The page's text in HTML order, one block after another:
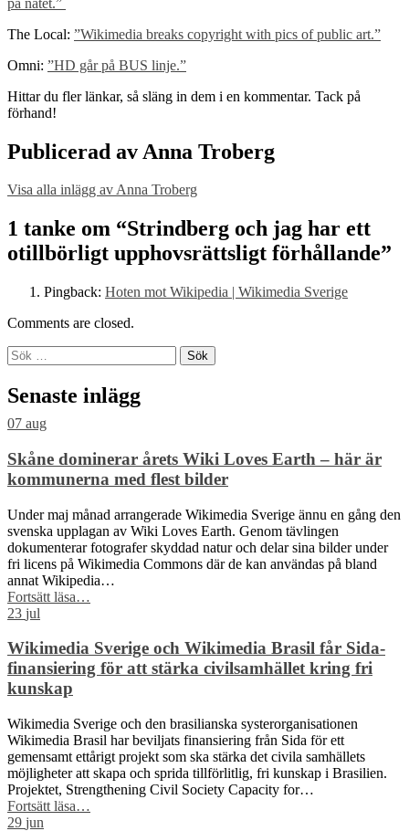
The Local: ”Wikimedia breaks copyright with pics of public art.”
Omni: ”HD går på BUS linje.”
Hittar du fler länkar, så släng in dem i en kommentar. Tack på
förhand!
Publicerad av Anna Troberg
Visa alla inlägg av Anna Troberg
back
to
main
1 tanke om “Strindberg och jag har ett
otillbörligt upphovsrättsligt förhållande”
Pingback: Hoten mot Wikipedia | Wikimedia Sverige
Comments are closed.
Sök
efter:
Senaste inlägg
07 aug
Skåne dominerar årets Wiki Loves Earth – här är
kommunerna med flest bilder
Under maj månad arrangerade Wikimedia Sverige ännu en gång den
svenska upplagan av Wiki Loves Earth. Genom tävlingen
dokumenterar fotografer skyddad natur och delar sina bilder under
fri licens på Wikimedia Commons där de kan användas på bland
annat Wikipedia…
Fortsätt läsa
Wiki
Loves
Earth
är
kommunerna
med
flest
bilder”
…
23 jul
Wikimedia Sverige och Wikimedia Brasil får Sida-
finansiering för att stärka civilsamhället kring fri
kunskap
Wikimedia Sverige och den brasilianska systerorganisationen
Wikimedia Brasil har beviljats finansiering från Sida för ett
gemensamt ettårigt projekt som ska stärka det civila samhällets
möjligheter att skapa och sprida tillförlitlig, fri kunskap i Brasilien.
Projektet, Strengthening Civil Society Capacity for…
Fortsätt läsa…
29 jun